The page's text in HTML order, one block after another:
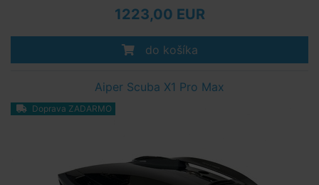
1223,00 EUR
do košíka
Aiper Scuba X1 Pro Max
Doprava ZADARMO